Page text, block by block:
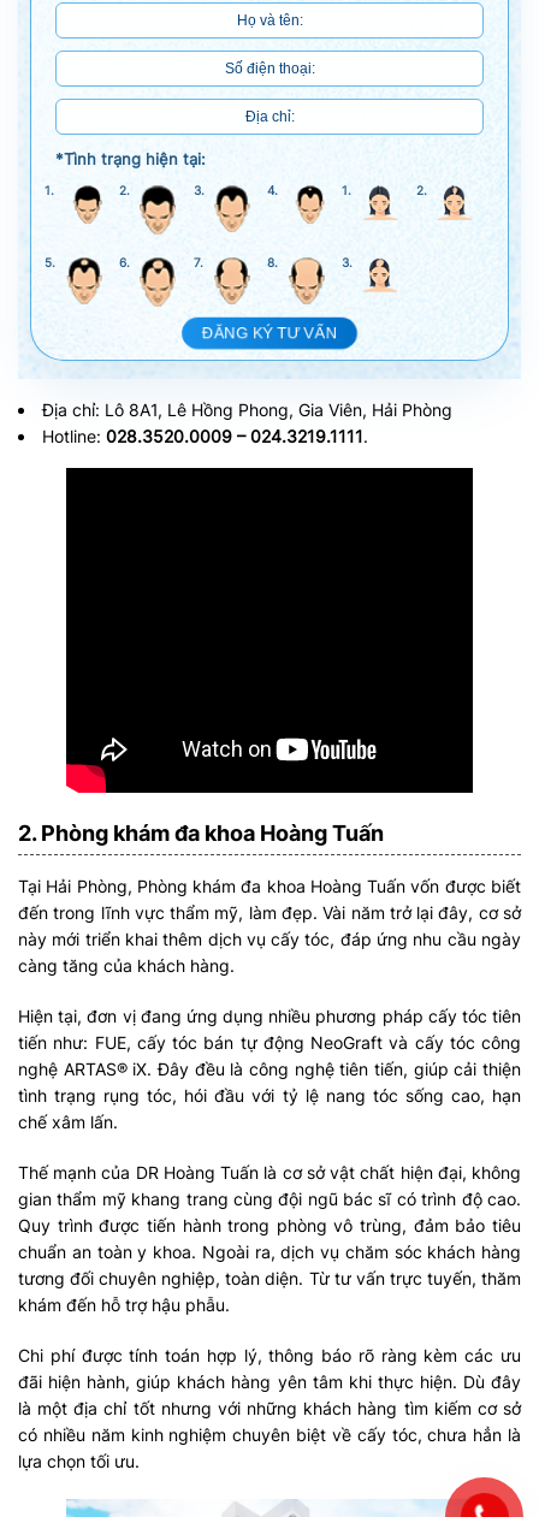
*Tình trạng hiện tại:
1. 2. 3. 4. 1. 2.
5. 6. 7. 8. 3.
ĐĂNG KÝ TƯ VẤN
Địa chỉ: Lô 8A1, Lê Hồng Phong, Gia Viên, Hải Phòng
Hotline: 028.3520.0009 – 024.3219.1111.
2. Phòng khám đa khoa Hoàng Tuấn
Tại Hải Phòng, Phòng khám đa khoa Hoàng Tuấn vốn được biết
đến trong lĩnh vực thẩm mỹ, làm đẹp. Vài năm trở lại đây, cơ sở
này mới triển khai thêm dịch vụ cấy tóc, đáp ứng nhu cầu ngày
càng tăng của khách hàng.
Hiện tại, đơn vị đang ứng dụng nhiều phương pháp cấy tóc tiên
tiến như: FUE, cấy tóc bán tự động NeoGraft và cấy tóc công
nghệ ARTAS® iX. Đây đều là công nghệ tiên tiến, giúp cải thiện
tình trạng rụng tóc, hói đầu với tỷ lệ nang tóc sống cao, hạn
chế xâm lấn.
Thế mạnh của DR Hoàng Tuấn là cơ sở vật chất hiện đại, không
gian thẩm mỹ khang trang cùng đội ngũ bác sĩ có trình độ cao.
Quy trình được tiến hành trong phòng vô trùng, đảm bảo tiêu
chuẩn an toàn y khoa. Ngoài ra, dịch vụ chăm sóc khách hàng
tương đối chuyên nghiệp, toàn diện. Từ tư vấn trực tuyến, thăm
khám đến hỗ trợ hậu phẫu.
Chi phí được tính toán hợp lý, thông báo rõ ràng kèm các ưu
đãi hiện hành, giúp khách hàng yên tâm khi thực hiện. Dù đây
là một địa chỉ tốt nhưng với những khách hàng tìm kiếm cơ sở
có nhiều năm kinh nghiệm chuyên biệt về cấy tóc, chưa hẳn là
lựa chọn tối ưu.